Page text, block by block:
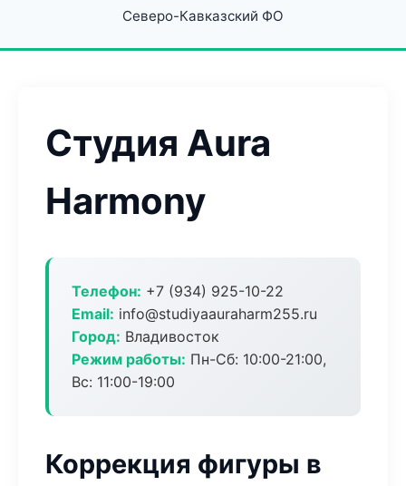
Северо-Кавказский ФО
Студия Aura
Harmony
Телефон: +7 (934) 925-10-22
Email: info@studiyaauraharm255.ru
Город: Владивосток
Режим работы: Пн-Сб: 10:00-21:00,
Вс: 11:00-19:00
Коррекция фигуры в